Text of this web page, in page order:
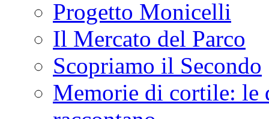
Progetto Monicelli
Il Mercato del Parco
Scopriamo il Secondo
Memorie di cortile: le